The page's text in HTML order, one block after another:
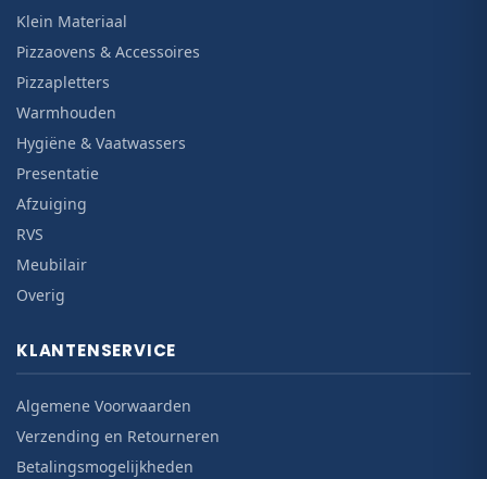
Klein Materiaal
Pizzaovens & Accessoires
Pizzapletters
Warmhouden
Hygiëne & Vaatwassers
Presentatie
Afzuiging
RVS
Meubilair
Overig
KLANTENSERVICE
Algemene Voorwaarden
Verzending en Retourneren
Betalingsmogelijkheden